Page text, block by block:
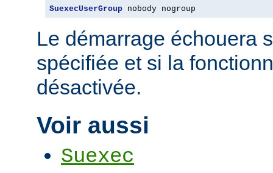
SuexecUserGroup nobody nogroup
Le démarrage échouera
spécifiée et si la
désactivée.
Voir aussi
Suexec